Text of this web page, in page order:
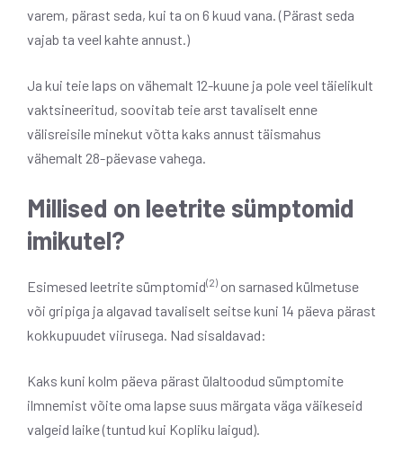
varem, pärast seda, kui ta on 6 kuud vana. (Pärast seda
vajab ta veel kahte annust.)
Ja kui teie laps on vähemalt 12-kuune ja pole veel täielikult
vaktsineeritud, soovitab teie arst tavaliselt enne
välisreisile minekut võtta kaks annust täismahus
vähemalt 28-päevase vahega.
Millised on leetrite sümptomid
imikutel?
Esimesed leetrite sümptomid(2) on sarnased külmetuse
või gripiga ja algavad tavaliselt seitse kuni 14 päeva pärast
kokkupuudet viirusega. Nad sisaldavad:
Kaks kuni kolm päeva pärast ülaltoodud sümptomite
ilmnemist võite oma lapse suus märgata väga väikeseid
valgeid laike (tuntud kui Kopliku laigud).